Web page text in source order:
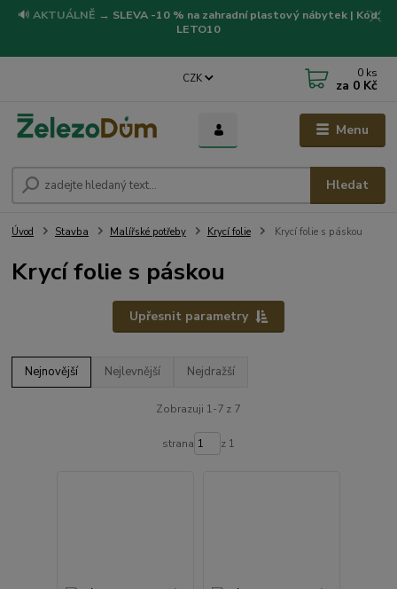
🔊 AKTUÁLNĚ → SLEVA -10 % na zahradní plastový nábytek | Kód:
LETO10
Menu
CZK
Hledat
0 ks
za 0 Kč
Úvod Stavba Malířské potřeby Krycí folie Krycí folie s páskou
Krycí folie s páskou
Upřesnit parametry
Nejnovější Nejlevnější Nejdražší
Zobrazuji 1-7 z 7
strana z 1